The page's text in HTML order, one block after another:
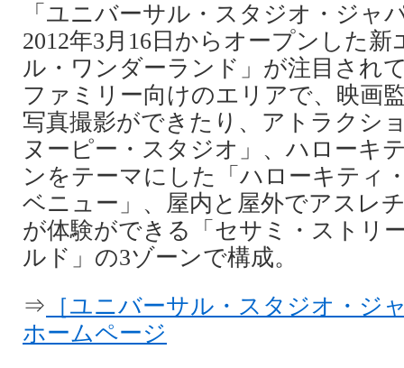
「ユニバーサル・スタジオ・ジャ
2012年3月16日からオープンした
ル・ワンダーランド」が注目され
ファミリー向けのエリアで、映画
写真撮影ができたり、アトラクシ
ヌーピー・スタジオ」、ハローキ
ンをテーマにした「ハローキティ
ベニュー」、屋内と屋外でアスレ
が体験ができる「セサミ・ストリ
ルド」の3ゾーンで構成。
⇒ ［ユニバーサル・スタジオ・ジ
ホームページ